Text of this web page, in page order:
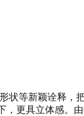
状等新颖诠释，
更具立体感。